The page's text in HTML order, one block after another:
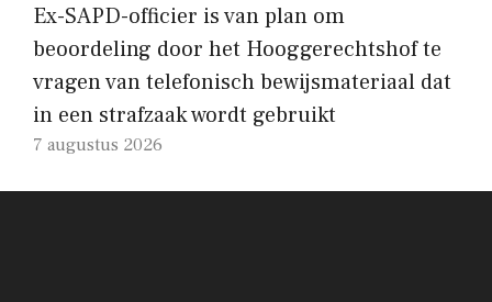
Ex-SAPD-officier is van plan om
beoordeling door het Hooggerechtshof te
vragen van telefonisch bewijsmateriaal dat
in een strafzaak wordt gebruikt
7 augustus 2026